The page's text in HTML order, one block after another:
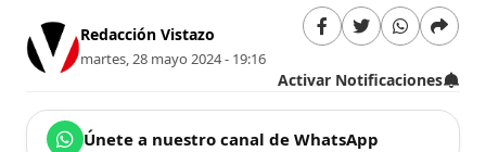
Redacción Vistazo
martes, 28 mayo 2024 - 19:16
Activar Notificaciones
Únete a nuestro canal de WhatsApp